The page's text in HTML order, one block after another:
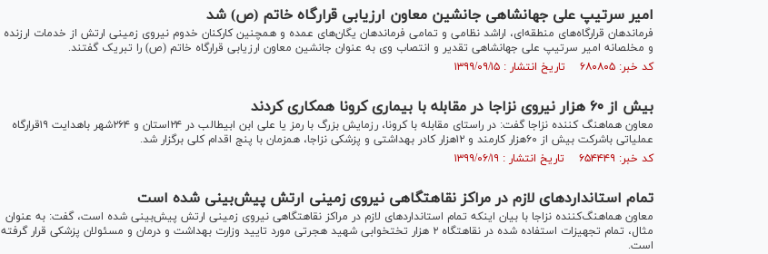
امیر سرتیپ علی جهانشاهی جانشین معاون ارزیابی قرارگاه خاتم (ص) شد
فرماندهان قرارگاه‌های منطقه‌ای، اراشد نظامی و تمامی فرماندهان یگان‌های عمده و همچنین کارکنان خدوم نیروی زمینی ارتش از خدمات ارزنده
و مخلصانه امیر سرتیپ علی جهانشاهی تقدیر و انتصاب وی به عنوان جانشین معاون ارزیابی قرارگاه خاتم (ص) را تبریک گفتند.
کد خبر: ۶۸۰۸۰۵ تاریخ انتشار : ۱۳۹۹/۰۹/۱۵
بیش از ۶۰ هزار نیروی نزاجا در مقابله با بیماری کرونا همکاری کردند
معاون هماهنگ کننده نزاجا گفت: در راستای مقابله با کرونا، رزمایش بزرگ با رمز یا علی ابن ابیطالب در ۲۴استان و ۲۶۴شهر باهدایت ۱۹قرارگاه
عملیاتی باشرکت بیش از ۶۰هزار کارمند و ۱۲هزار کادر بهداشتی و پزشکی نزاجا، همزمان با پنج اقدام کلی برگزار شد.
کد خبر: ۶۵۴۴۴۹ تاریخ انتشار : ۱۳۹۹/۰۶/۱۹
تمام استاندارد‌های لازم در مراکز نقاهتگاهی نیروی زمینی ارتش پیش‌بینی شده است
معاون هماهنگ‌کننده نزاجا با بیان اینکه تمام استاندارد‌های لازم در مراکز نقاهتگاهی نیروی زمینی ارتش پیش‌بینی شده است، گفت: به عنوان
مثال، تمام تجهیزات استفاده شده در نقاهتگاه ۲ هزار تختخوابی شهید هجرتی مورد تایید وزارت بهداشت و درمان و مسئولان پزشکی قرار گرفته
است.